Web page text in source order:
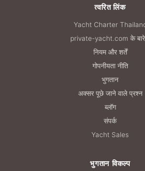
त्वरित लिंक
Yacht Charter
private-yacht.com के
नियम और शर्तें
गोपनीयता नीति
भुगतान
अक्सर पूछे जाने वाले प्रश्न
ब्लॉग
संपर्क
Yacht Sales
भुगतान विकल्प